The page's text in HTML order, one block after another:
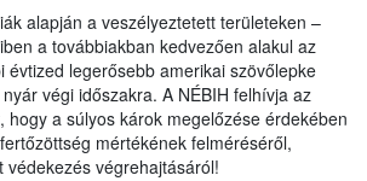
alapján a veszélyeztetett területeken –
a továbbiakban kedvezően alakul az
évtized legerősebb amerikai szövőlepke
végi időszakra. A NÉBIH felhívja az
hogy a súlyos károk megelőzése érdekében
mértékének felméréséről,
védekezés végrehajtásáról!